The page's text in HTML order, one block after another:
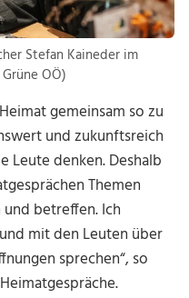
Stefan Kaineder im
OÖ)
gemeinsam so zu
und zukunftsreich
Leute denken. Deshalb
Themen
betreffen. Ich
mit den Leuten über
sprechen“, so